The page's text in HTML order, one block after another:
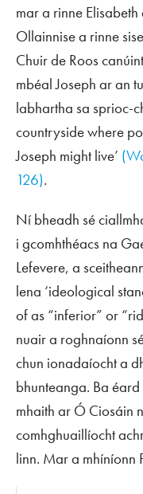
mar a rinne
Ollainnise a rinne
Chuir de Roos
mbéal Joseph ar an
labhartha sa sprioc-
countryside where
Joseph might live’
126).
Ní bheadh sé
i gcomhthéacs na
Lefevere, a
lena ‘ideological
of as “inferior” or
nuair a roghnaíonn
chun ionadaíocht a
bhunteanga. Ba
mhaith ar Ó Ciosáin
comhghuaillíocht
linn. Mar a mhíníonn